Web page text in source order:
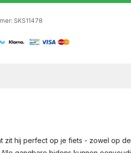
SKS11478
zit hij perfect op je fiets - zowel op